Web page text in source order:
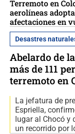
Terremoto en
aerolíneas
afectaciones en
Desastres
Abelardo de
más de 111
terremoto en
La jefatura de
Espriella,
lugar al Chocó y
un recorrido por